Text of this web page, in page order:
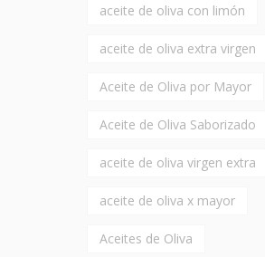
aceite de oliva con limón
aceite de oliva extra virgen
Aceite de Oliva por Mayor
Aceite de Oliva Saborizado
aceite de oliva virgen extra
aceite de oliva x mayor
Aceites de Oliva